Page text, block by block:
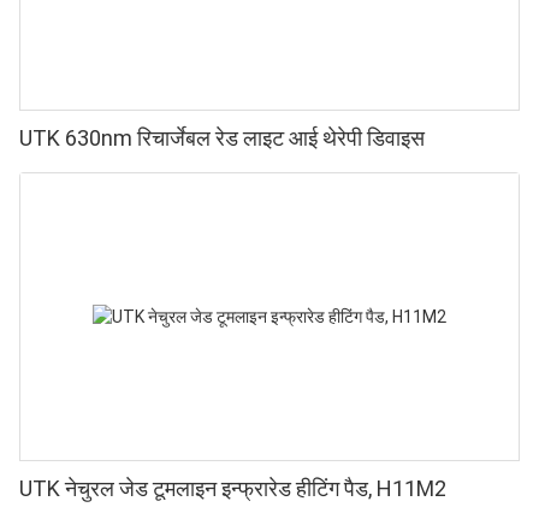
UTK 630nm रिचार्जेबल रेड लाइट आई थेरेपी डिवाइस
UTK नेचुरल जेड टूमलाइन इन्फ्रारेड हीटिंग पैड, H11M2